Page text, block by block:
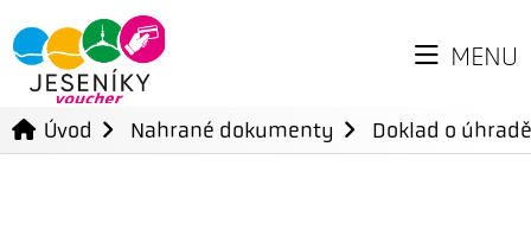
MENU
Úvod Nahrané dokumenty Doklad o